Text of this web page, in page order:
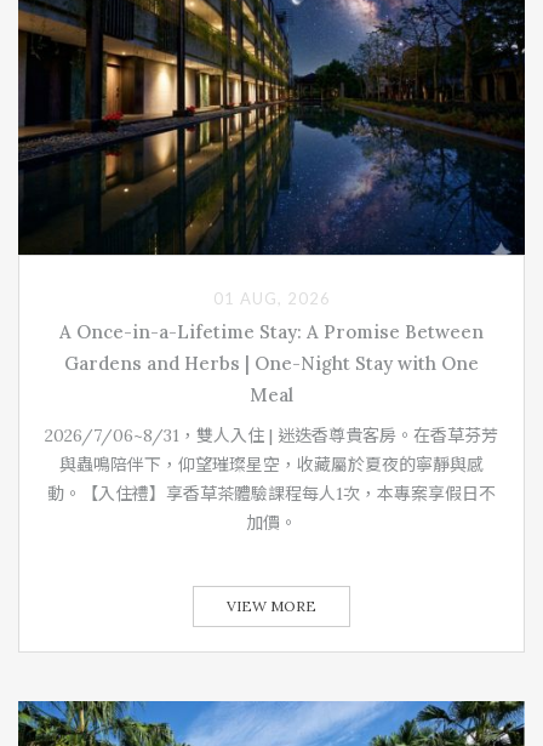
A Once-in-a-Lifetime Stay: A Promise Between
Gardens and Herbs | One-Night Stay with One
Meal
2026/7/06~8/31，雙人入住 | 迷迭香尊貴客房。在香草芬芳
與蟲鳴陪伴下，仰望璀璨星空，收藏屬於夏夜的寧靜與感
動。【入住禮】享香草茶體驗課程每人1次，本專案享假日不
加價。
01 AUG, 2026
VIEW MORE